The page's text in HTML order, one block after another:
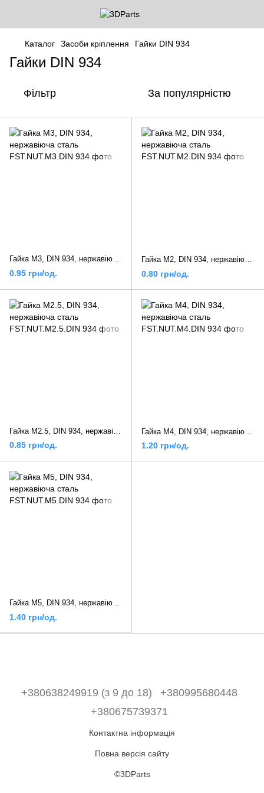
Каталог Засоби кріплення Гайки DIN 934
Гайки DIN 934
Фільтр За популярністю
Гайка М3, DIN 934, нержавіюча сталь
0.95 грн/од.
Гайка М2, DIN 934, нержавіюча сталь
0.80 грн/од.
0.85 грн/од. 1.20 грн/од.
Гайка М5, DIN 934, нержавіюча сталь
1.40 грн/од.
+380638249919 (з 9 до 18)
+380995680448
+380675739371
Контактна інформація
Повна версія сайту
©3DParts